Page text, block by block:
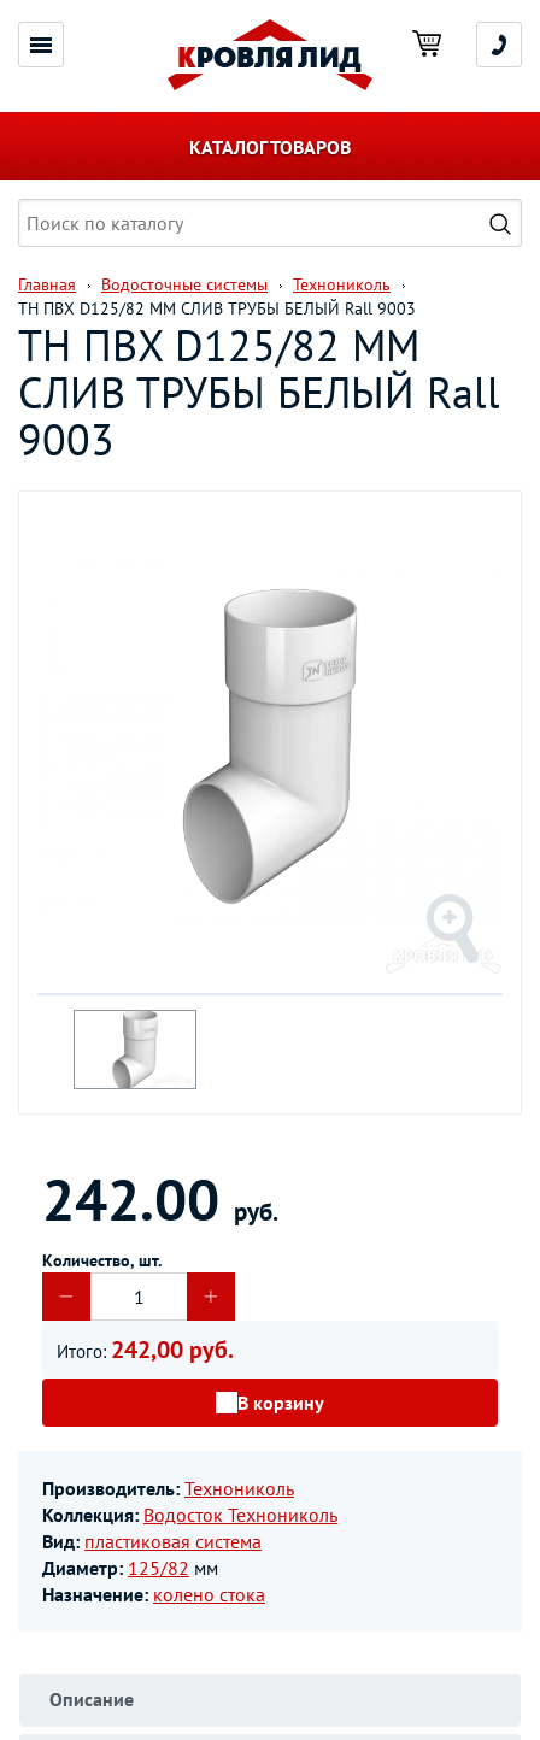
КАТАЛОГ ТОВАРОВ
Главная Водосточные системы
Технониколь
ТН ПВХ D125/82 ММ СЛИВ ТРУБЫ БЕЛЫЙ Rall 9003
ТН ПВХ D125/82 ММ
СЛИВ ТРУБЫ БЕЛЫЙ Rall
9003
242.00 руб.
Количество, шт.
Итого: 242,00 руб.
В корзину
Производитель: Технониколь
Коллекция: Водосток Технониколь
Вид: пластиковая система
Диаметр: 125/82 мм
Назначение: колено стока
Описание